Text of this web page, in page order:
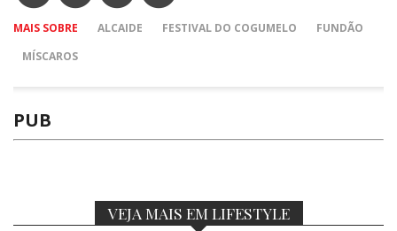
MAIS SOBRE ALCAIDE FESTIVAL DO COGUMELO
FUNDÃO
MÍSCAROS
PUB
VEJA MAIS EM LIFESTYLE